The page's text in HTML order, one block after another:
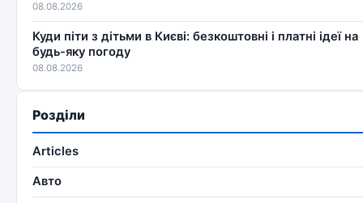
08.08.2026
Куди піти з дітьми в Києві: безкоштовні і платні ідеї на
будь-яку погоду
08.08.2026
Розділи
Articles
Авто